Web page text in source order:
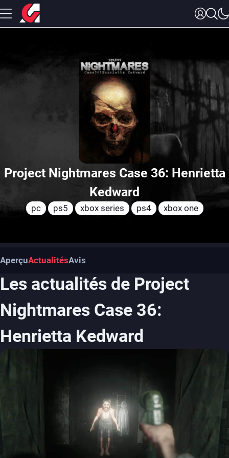
Project Nightmares Case 36: Henrietta
Kedward
pc ps5 xbox series ps4 xbox one
AperçuActualitésAvis
Les actualités de Project
Nightmares Case 36:
Henrietta Kedward